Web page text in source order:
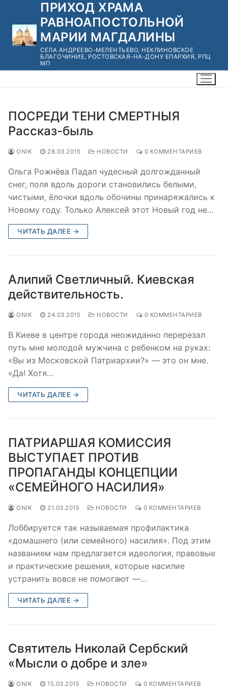
содержимому
ПРИХОД ХРАМА
РАВНОАПОСТОЛЬНОЙ
МАРИИ МАГДАЛИНЫ
СЕЛА АНДРЕЕВО-МЕЛЕНТЬЕВО, НЕКЛИНОВСКОЕ
БЛАГОЧИНИЕ, РОСТОВСКАЯ-НА-ДОНУ ЕПАРХИЯ, РПЦ
МП
ПОСРЕДИ ТЕНИ СМЕРТНЫЯ
Рассказ-быль
ONIK 28.03.2015 НОВОСТИ 0 КОММЕНТАРИЕВ
Ольга Рожнёва Падал чудесный долгожданный
снег, поля вдоль дороги становились белыми,
чистыми, ёлочки вдоль обочины принаряжались к
Новому году. Только Алексей этот Новый год не…
ЧИТАТЬ ДАЛЕЕ →
Алипий Светличный. Киевская
действительность.
ONIK 24.03.2015 НОВОСТИ 0 КОММЕНТАРИЕВ
В Киеве в центре города неожиданно перерезал
путь мне молодой мужчина с ребенком на руках:
«Вы из Московской Патриархии?» — это он мне.
«Да! Хотя…
ЧИТАТЬ ДАЛЕЕ →
ПАТРИАРШАЯ КОМИССИЯ
ВЫСТУПАЕТ ПРОТИВ
ПРОПАГАНДЫ КОНЦЕПЦИИ
«СЕМЕЙНОГО НАСИЛИЯ»
ONIK 21.03.2015 НОВОСТИ 0 КОММЕНТАРИЕВ
Лоббируется так называемая профилактика
«домашнего (или семейного) насилия». Под этим
названием нам предлагается идеология, правовые
и практические решения, которые насилие
устранить вовсе не помогают —…
ЧИТАТЬ ДАЛЕЕ →
Святитель Николай Сербский
«Мысли о добре и зле»
ONIK 15.03.2015 НОВОСТИ 0 КОММЕНТАРИЕВ